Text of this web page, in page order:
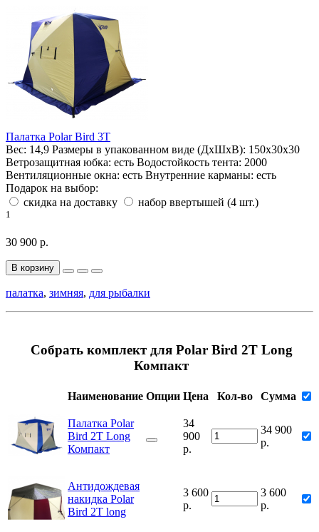
Палатка Polar Bird 3T
Вес: 14,9 Размеры в упакованном виде (ДхШхВ): 150х30х30
Ветрозащитная юбка: есть Водостойкость тента: 2000
Вентиляционные окна: есть Внутренние карманы: есть
Подарок на выбор:
скидка на доставку
набор ввертышей (4 шт.)
1
30 900 р.
В корзину
палатка, зимняя, для рыбалки
Собрать комплект для Polar Bird 2T Long
Компакт
Наименование Опции Цена Кол-во Сумма
Палатка Polar
Bird 2T Long
Компакт
34
900
р.
34 900
р.
Антидождевая
накидка Polar
Bird 2T long
3 600
р.
3 600
р.